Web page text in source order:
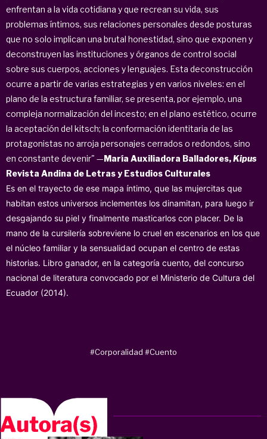
enfrentan a la vida cotidiana y que recrean su vida, sus
problemas íntimos, sus relaciones personales desde posturas
que no solo implican una brutal honestidad, sino que exponen y
deconstruyen las instituciones y órganos de control social
sobre sus cuerpos, acciones y lenguajes. Esta deconstrucción
ocurre a partir de varias estrategias y en varios niveles: en el
plano de la estructura familiar, se presenta, por ejemplo, una
compleja normalización del incesto; en el plano estético, ocurre
la aceptación del kitsch; la conformación identitaria de las
protagonistas no arroja personajes cerrados o redondos, sino
en constante devenir" —María Auxiliadora Balladores,Kipus
Revista Andina de Letras y Estudios Culturales
Es en el trayecto de ese mapa íntimo, que las mujercitas que
habitan estos universos inclementes los dinamitan, para luego ir
desgajando su piel y finalmente masticarlos con placer. De la
mano de la cursilería sobreviene lo cruel en escenarios en los que
el núcleo familiar y la sensualidad ocupan el centro de estas
historias. Libro ganador, en la categoría cuento, del concurso
nacional de literatura convocado por el Ministerio de Cultura del
Ecuador (2014).
#Corporalidad #Cuento